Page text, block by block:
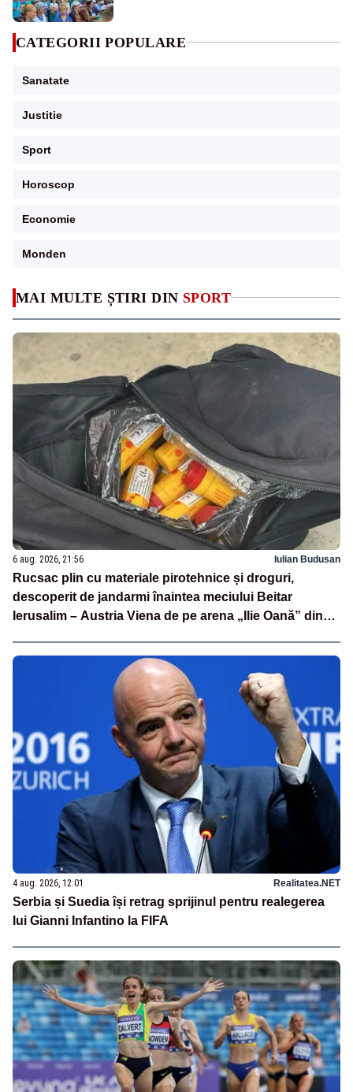
MAI MULTE ȘTIRI DIN SPORT
6 aug. 2026, 21:56 Iulian Budusan
Rucsac plin cu materiale pirotehnice și droguri,
descoperit de jandarmi înaintea meciului Beitar
Ierusalim – Austria Viena de pe arena „Ilie Oană” din
4 aug. 2026, 12:01 Realitatea.NET
Serbia și Suedia își retrag sprijinul pentru realegerea
lui Gianni Infantino la FIFA
CATEGORII POPULARE
Sanatate
Justitie
Sport
Horoscop
Economie
Monden